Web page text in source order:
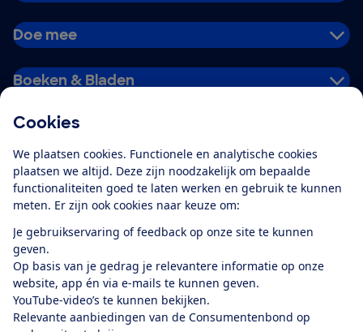
Cookies
We plaatsen cookies. Functionele en analytische cookies
plaatsen we altijd. Deze zijn noodzakelijk om bepaalde
functionaliteiten goed te laten werken en gebruik te kunnen
meten. Er zijn ook cookies naar keuze om:
Je gebruikservaring of feedback op onze site te kunnen
geven.
Op basis van je gedrag je relevantere informatie op onze
website, app én via e-mails te kunnen geven.
YouTube-video’s te kunnen bekijken.
Relevante aanbiedingen van de Consumentenbond op
Doe mee
Boeken & Bladen
Alles over de
app
Algemene Voorwaarden
Privacyverklaring
Cookiebeleid
Privacyvoorkeuren
Toegankelijkheid